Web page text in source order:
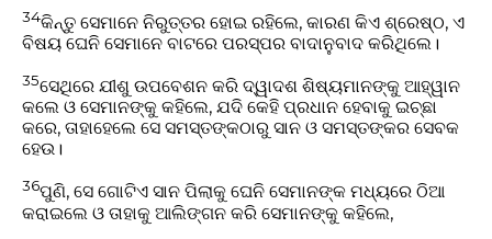
34କିନ୍ତୁ ସେମାନେ ନିରୁତ୍ତର ହୋଇ ରହିଲେ, କାରଣ କିଏ ଶ୍ରେଷ୍ଠ, ଏ
ବିଷୟ ଘେନି ସେମାନେ ବାଟରେ ପରସ୍ପର ବାଦାନୁବାଦ କରିଥିଲେ।
35ସେଥିରେ ଯୀଶୁ ଉପବେଶନ କରି ଦ୍ୱାଦଶ ଶିଷ୍ୟମାନଙ୍କୁ ଆହ୍ୱାନ
କଲେ ଓ ସେମାନଙ୍କୁ କହିଲେ, ଯଦି କେହି ପ୍ରଧାନ ହେବାକୁ ଇଚ୍ଛା
କରେ, ତାହାହେଲେ ସେ ସମସ୍ତଙ୍କଠାରୁ ସାନ ଓ ସମସ୍ତଙ୍କର ସେବକ
ହେଉ।
36ପୁଣି, ସେ ଗୋଟିଏ ସାନ ପିଲାକୁ ଘେନି ସେମାନଙ୍କ ମଧ୍ୟରେ ଠିଆ
କରାଇଲେ ଓ ତାହାକୁ ଆଲିଙ୍ଗନ କରି ସେମାନଙ୍କୁ କହିଲେ,